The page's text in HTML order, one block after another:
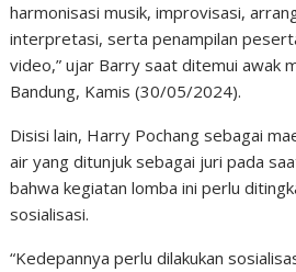
harmonisasi musik, improvisasi,
interpretasi, serta penampilan
video,” ujar Barry saat ditemui awak
Bandung, Kamis (30/05/2024).
Disisi lain, Harry Pochang sebagai
air yang ditunjuk sebagai juri pada
bahwa kegiatan lomba ini perlu
sosialisasi.
“Kedepannya perlu dilakukan